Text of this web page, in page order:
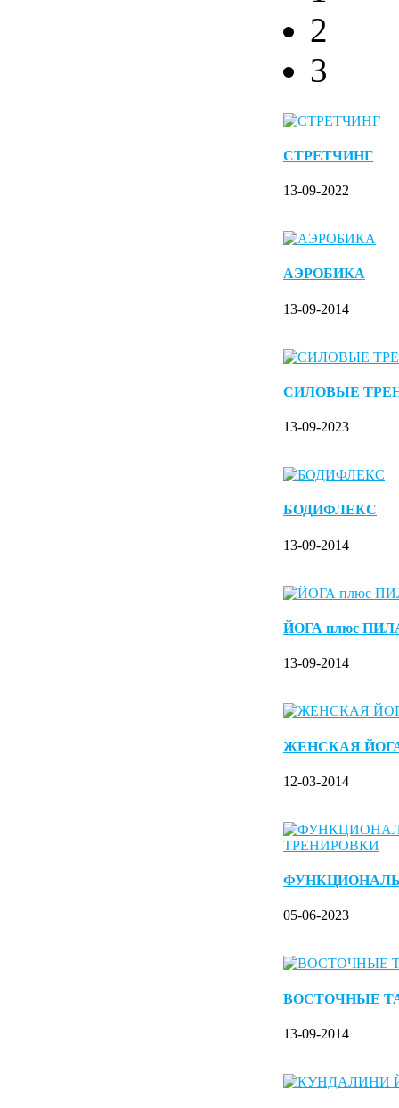
2
3
СТРЕТЧИНГ
13-09-2022
АЭРОБИКА
13-09-2014
СИЛОВЫЕ
13-09-2023
БОДИФЛЕКС
13-09-2014
ЙОГА плюс
13-09-2014
ЖЕНСКАЯ
12-03-2014
05-06-2023
ВОСТОЧНЫЕ
13-09-2014